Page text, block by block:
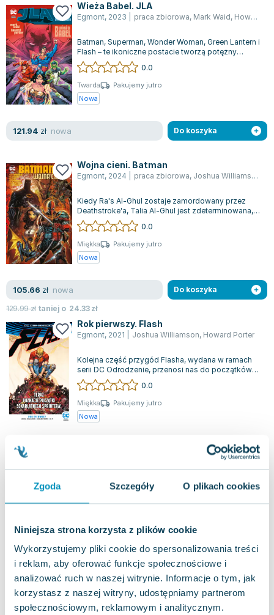
Zgoda Szczegóły O plikach cookies
Niniejsza strona korzysta z plików cookie
Wykorzystujemy pliki cookie do spersonalizowania treści
i reklam, aby oferować funkcje społecznościowe i
analizować ruch w naszej witrynie. Informacje o tym, jak
korzystasz z naszej witryny, udostępniamy partnerom
społecznościowym, reklamowym i analitycznym.
Lorraine Warren
Ajahn Brahm
Lucinda Riley
Jacek Walkiewicz
Wieża Babel. JLA
Egmont, 2023 praca zbiorowa, Mark Waid, Howard Porter
Batman, Superman, Wonder Woman, Green Lantern i
Flash – te ikoniczne postacie tworzą potężny
zespół znany jako Amerykańska Liga Sp...
0.0
Twarda
Pakujemy jutro
Nowa
121.94 zł nowa Do koszyka
Wojna cieni. Batman
Egmont, 2024 praca zbiorowa, Joshua Williamson
Kiedy Ra's Al-Ghul zostaje zamordowany przez
Deathstroke'a, Talia Al-Ghul jest zdeterminowana,
by pomścić swojego ojca. Decyduje s...
0.0
Miękka
Pakujemy jutro
Nowa
105.66 zł nowa
129.99zł taniej o 24.33zł
Do koszyka
Rok pierwszy. Flash
Egmont, 2021 Joshua Williamson, Howard Porter
Kolejna część przygód Flasha, wydana w ramach
serii DC Odrodzenie, przenosi nas do początków
Szkarłatnego Sprintera. Barry Allen,...
0.0
Miękka
Pakujemy jutro
Nowa
32.51
39.99złtaniej o7.48zł
Do koszyka
Wojna Flashów. Flash. Tom 8
Joshua Williamson
Odrodzenie skupia się na kluczowych momentach
0.0
Miękka
Pakujemy jutro
Nowa
40.64zł nowa Do koszyka